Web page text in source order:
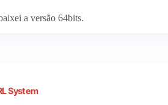
a versão 64bits.
System